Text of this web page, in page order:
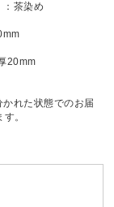
茶染め
20mm
れた状態でのお届
。